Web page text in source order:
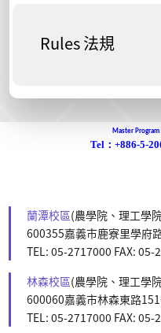
Rules 法規
Master
Tel：+886-5-
蘭潭校區(農學院、理工學
600355嘉義市鹿寮里學府
TEL: 05-2717000 FAX: 05-
林森校區(農學院、理工學
600060嘉義市林森東路
TEL: 05-2717000 FAX: 05-